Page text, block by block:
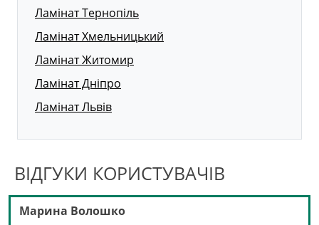
Ламінат Тернопіль
Ламінат Хмельницький
Ламінат Житомир
Ламінат Дніпро
Ламінат Львів
ВІДГУКИ КОРИСТУВАЧІВ
Марина Волошко